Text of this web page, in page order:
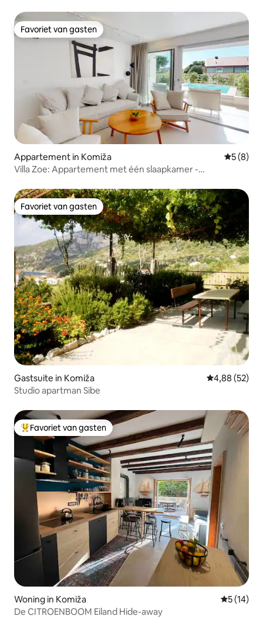
Favoriet van gasten
Favoriet van gasten
Appartement in Komiža
5 (8)
Villa Zoe: Appartement met één slaapkamer -
Favoriet van gasten
Favoriet van gasten
Gastsuite in Komiža Gemiddelde
4,88 (52)
Studio apartman Sibe
Topfavoriet van gasten
Favoriet van gasten
Woning in Komiža
5 (14)
De CITROENBOOM Eiland Hide-away